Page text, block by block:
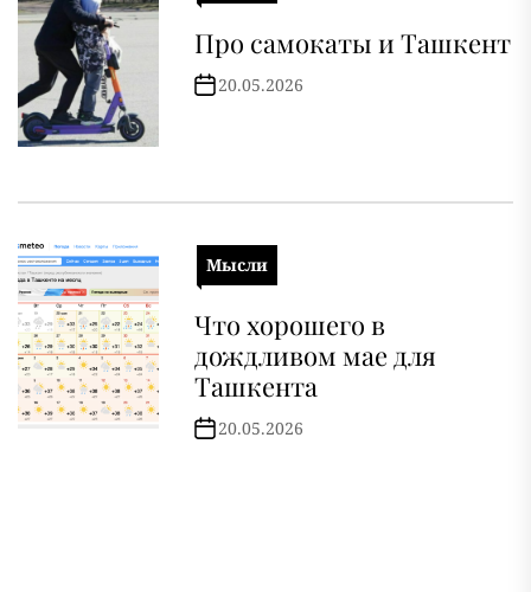
Про самокаты и Ташкент
20.05.2026
Мысли
Что хорошего в
дождливом мае для
Ташкента
20.05.2026